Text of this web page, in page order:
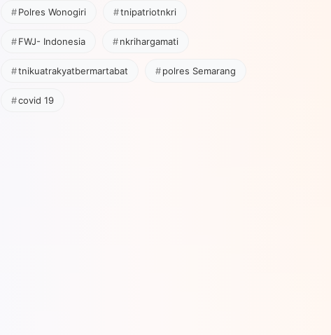
Polres Wonogiri tnipatriotnkri
FWJ- Indonesia nkrihargamati
tnikuatrakyatbermartabat polres Semarang
covid 19